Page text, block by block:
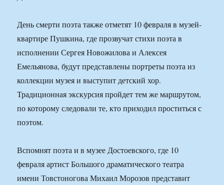
День смерти поэта также отметят 10 февраля в музей-
квартире Пушкина, где прозвучат стихи поэта в
исполнении Сергея Новожилова и Алексея
Емельянова, будут представлены портреты поэта из
коллекции музея и выступит детский хор.
Традиционная экскурсия пройдет тем же маршрутом,
по которому следовали те, кто приходил проститься с
поэтом.
Вспомнят поэта и в музее Достоевского, где 10
февраля артист Большого драматического театра
имени Товстоногова Михаил Морозов представит